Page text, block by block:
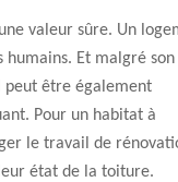
valeur sûre. Un
humains. Et malgré son
peut être également
Pour un habitat à
le travail de
état de la toiture.